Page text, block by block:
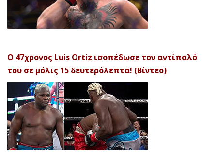
Ο 47χρονος Luis Ortiz ισοπέδωσε τον αντίπαλό
του σε μόλις 15 δευτερόλεπτα! (Βίντεο)